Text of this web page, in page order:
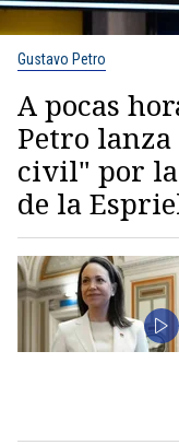
Gustavo Petro
A pocas
Petro
civil" por la
de la